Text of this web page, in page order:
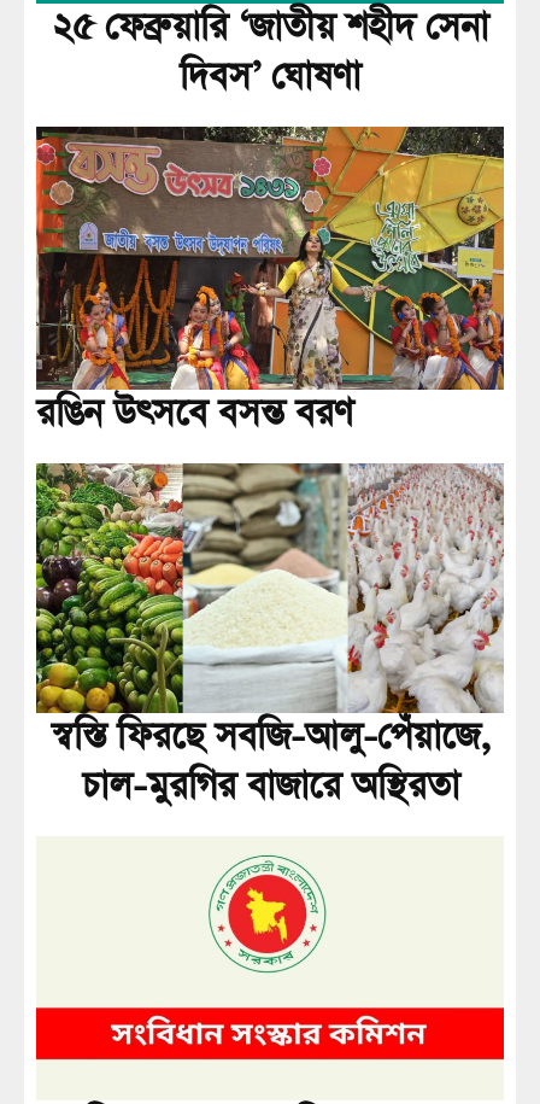
২৫ ফেব্রুয়ারি ‘জাতীয় শহীদ সেনা
দিবস’ ঘোষণা
রঙিন উৎসবে বসন্ত বরণ
স্বস্তি ফিরছে সবজি-আলু-পেঁয়াজে,
চাল-মুরগির বাজারে অস্থিরতা